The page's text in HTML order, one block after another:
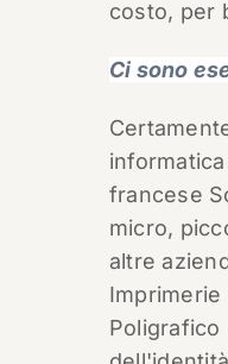
costo, per
Ci sono
francese
micro,
altre
Imprimerie
Poligrafico